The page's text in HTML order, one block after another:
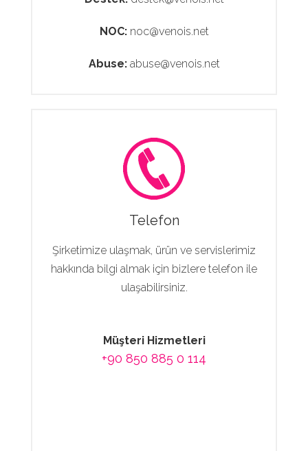
NOC:noc@venois.net
Abuse:abuse@venois.net
Telefon
Şirketimize ulaşmak, ürün ve servislerimiz
hakkında bilgi almak için bizlere telefon ile
ulaşabilirsiniz.
Müşteri Hizmetleri
+90 850 885 0 114